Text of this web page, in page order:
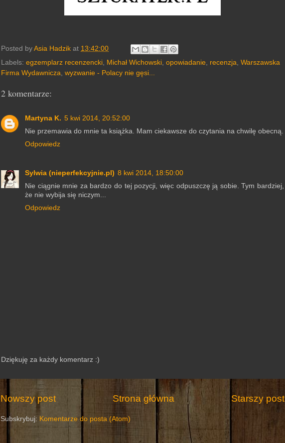
Posted by Asia Hadzik at 13:42:00
Labels: egzemplarz recenzencki, Michał Wichowski, opowiadanie, recenzja, Warszawska
Firma Wydawnicza, wyzwanie - Polacy nie gęsi...
2 komentarze:
Martyna K. 5 kwi 2014, 20:52:00
Nie przemawia do mnie ta książka. Mam ciekawsze do czytania na chwilę obecną.
Odpowiedz
Sylwia (nieperfekcyjnie.pl) 8 kwi 2014, 18:50:00
Nie ciągnie mnie za bardzo do tej pozycji, więc odpuszczę ją sobie. Tym bardziej,
że nie wybija się niczym...
Odpowiedz
Dziękuję za każdy komentarz :)
Nowszy post Starszy post
Strona główna
Subskrybuj: Komentarze do posta (Atom)